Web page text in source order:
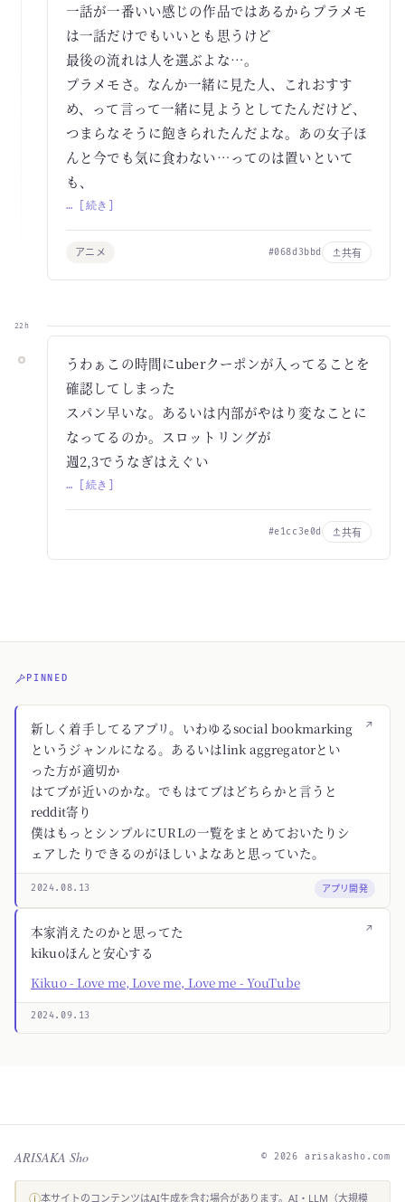
一話が一番いい感じの作品ではあるからプラメモ
は一話だけでもいいとも思うけど
最後の流れは人を選ぶよな…。
プラメモさ。なんか一緒に見た人、これおすす
め、って言って一緒に見ようとしてたんだけど、
つまらなそうに飽きられたんだよな。あの女子ほ
んと今でも気に食わない…ってのは置いといて
も、
… [続き]
アニメ #068d3bbd 共有
22h
うわぁこの時間にuberクーポンが入ってることを
確認してしまった
スパン早いな。あるいは内部がやはり変なことに
なってるのか。スロットリングが
週2,3でうなぎはえぐい
… [続き]
#e1cc3e0d 共有
PINNED
↗
新しく着手してるアプリ。いわゆるsocial bookmarking
というジャンルになる。あるいはlink aggregatorとい
った方が適切か
はてブが近いのかな。でもはてブはどちらかと言うと
reddit寄り
僕はもっとシンプルにURLの一覧をまとめておいたりシ
ェアしたりできるのがほしいよなあと思っていた。
2024.08.13 アプリ開発
↗
本家消えたのかと思ってた
kikuoほんと安心する
Kikuo - Love me, Love me, Love me - YouTube
2024.09.13
ARISAKA Sho © 2026 arisakasho.com
ⓘ本サイトのコンテンツはAI生成を含む場合があります。AI・LLM（大規模